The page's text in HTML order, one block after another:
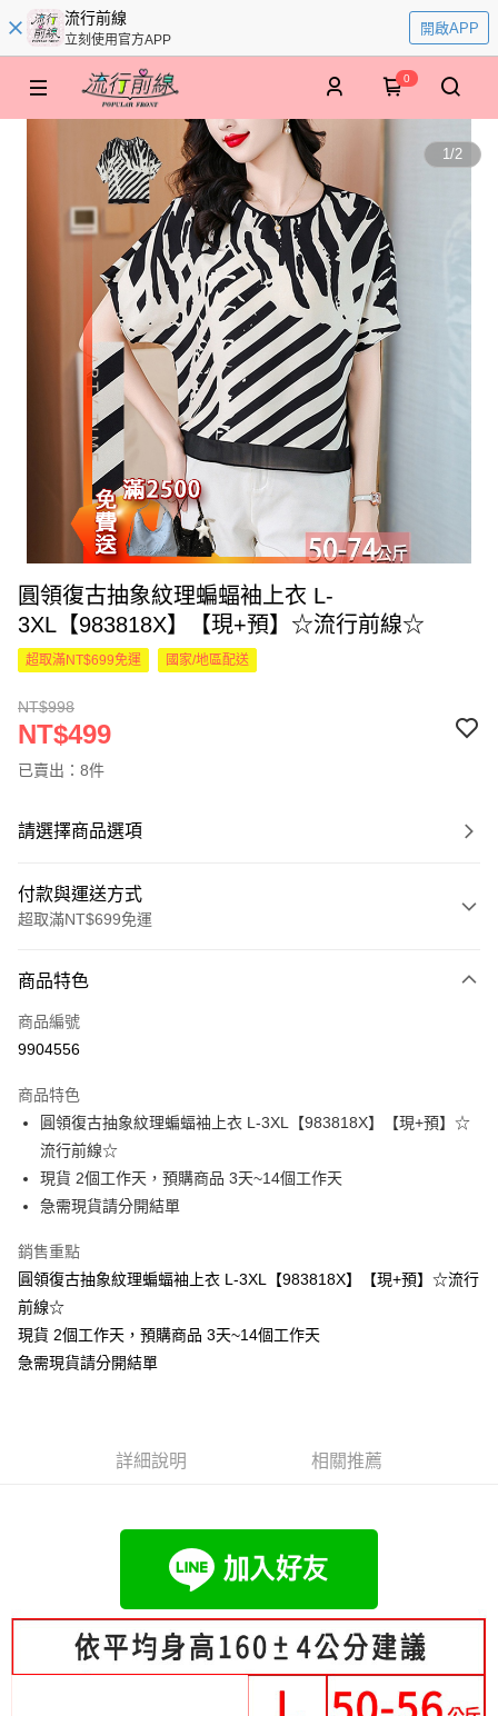
流行前線
立刻使用官方APP
開啟APP
0
1/2
圓領復古抽象紋理蝙蝠袖上衣 L-
3XL【983818X】【現+預】☆流行前線☆
超取滿NT$699免運 國家/地區配送
NT$998
NT$499
已賣出：8件
請選擇商品選項
付款與運送方式
超取滿NT$699免運
信用卡一次付款
超商取貨付款
Apple Pay
街口支付
悠遊付
Google Pay
全支付
大哥付你分期
2.付款方式選擇「大哥付你分期」，訂單成立後會自動跳轉到大哥付的交易
4.訂單成立30分鐘內，如未前往確認交易或遇審核未通過，訂單將自動取
消。如遇「轉專審核」未通過狀況，表示未達大哥付你分期系統評分，恕無
1.分期款項不併入電信帳單，「大哥付你分期」於每月結算日後寄送繳費提
醒簡訊。
2.透過簡訊連結打開帳單後，可選擇「超商條碼／台灣大直營門市／銀行轉
帳／街口支付／iPASS MONEY」等通路繳費。
１．簡單：不需註冊會員、不需綁卡、不需儲值。
２．便利：只要手機號碼，簡訊認證，即可結帳。
３．安心：先確認商品／服務後，再付款。
【「AFTEE先享後付」結帳流程】
１．於結帳方式選擇「AFTEE先享後付」後，將跳轉至「AFTEE先享後付」
結帳頁面，進行簡訊認證並確認金額後，即可完成結帳。
３．收到繳費通知簡訊後14天內，點擊此簡訊中的連結，可透過四大超商／
「Hami Point」為中華電信所提供之點數服務，可於會員專區綁定中華電信
會員帳號後，即可在購物車使用 Hami Point 折抵消費金額 (1點等於1元)。
運送方式
全家付款取貨
每筆NT$80，滿NT$699(含以上)免運費
商品特色
商品編號
9904556
商品特色
圓領復古抽象紋理蝙蝠袖上衣 L-3XL【983818X】【現+預】☆
流行前線☆
現貨 2個工作天，預購商品 3天~14個工作天
急需現貨請分開結單
銷售重點
圓領復古抽象紋理蝙蝠袖上衣 L-3XL【983818X】【現+預】☆流行
前線☆
現貨 2個工作天，預購商品 3天~14個工作天
急需現貨請分開結單
詳細說明 相關推薦